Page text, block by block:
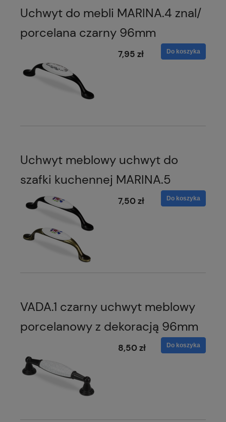
Uchwyt do mebli MARINA.4 znal/
porcelana czarny 96mm
7,95 zł Do koszyka
Uchwyt meblowy uchwyt do
szafki kuchennej MARINA.5
7,50 zł Do koszyka
VADA.1 czarny uchwyt meblowy
porcelanowy z dekoracją 96mm
8,50 zł Do koszyka